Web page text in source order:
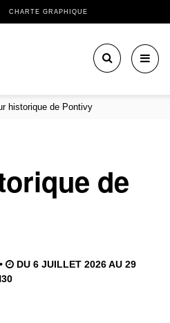
CHARTE GRAPHIQUE
historique de Pontivy
de
•
DU 6 JUILLET 2026 AU 29